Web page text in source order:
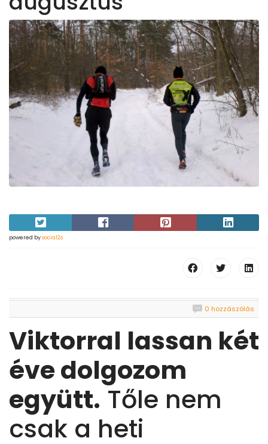
powered bysocial2s
0 hozzászólás
Viktorral lassan két
éve dolgozom
együtt. Tőle nem
csak a heti